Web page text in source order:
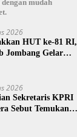
mudah
2026
HUT ke-81 RI,
Jombang Gelar
2026
Sekretaris KPRI
Sebut Temukan